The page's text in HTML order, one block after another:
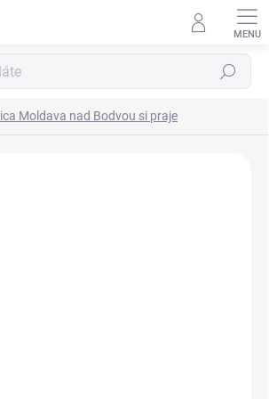
Hľadať
Moldava nad Bodvou si praje